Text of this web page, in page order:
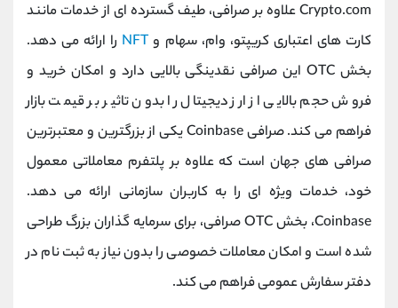
Crypto.com علاوه بر صرافی، طیف گسترده ای از خدمات مانند
کارت های اعتباری کریپتو، وام، سهام و NFT را ارائه می دهد.
بخش OTC این صرافی نقدینگی بالایی دارد و امکان خرید و
فروش حجم بالایی از ارز دیجیتال را بدون تاثیر بر قیمت بازار
فراهم می کند. صرافی Coinbase یکی از بزرگترین و معتبرترین
صرافی های جهان است که علاوه بر پلتفرم معاملاتی معمول
خود، خدمات ویژه ای را به کاربران سازمانی ارائه می دهد.
Coinbase، بخش OTC صرافی، برای سرمایه گذاران بزرگ طراحی
شده است و امکان معاملات خصوصی را بدون نیاز به ثبت نام در
دفتر سفارش عمومی فراهم می کند.